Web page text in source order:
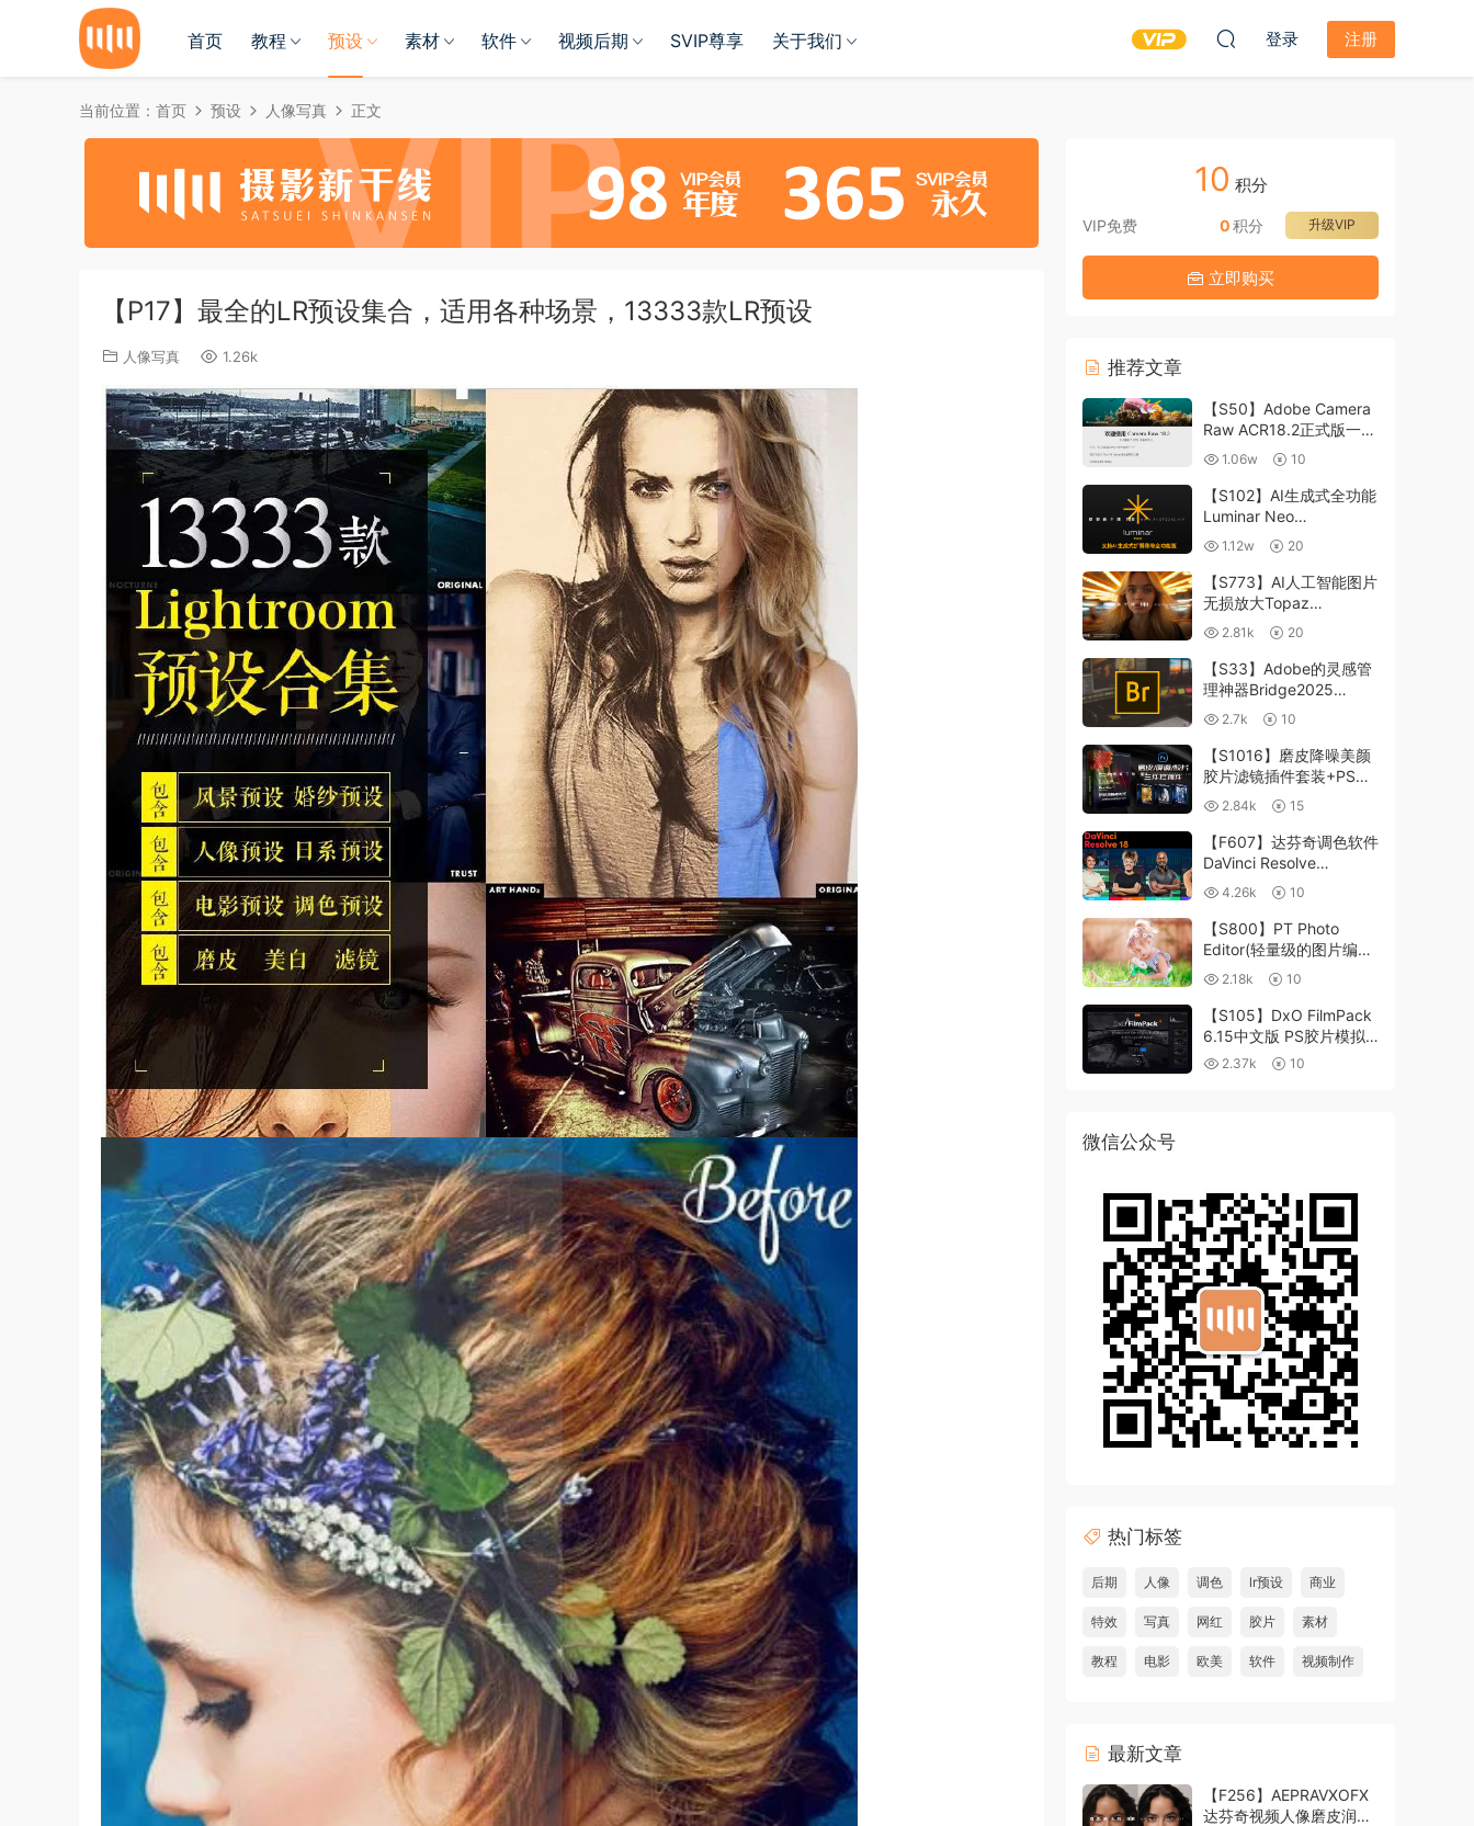
首页 教程 预设 素材 软件 视频后期 SVIP尊享 关于我们 登录 注册
当前位置： 首页 预设 人像写真 正文
【P17】最全的LR预设集合，适用各种场景，13333款LR预设
人像写真 1.26k
10 积分
VIP免费 升级VIP
0积分
立即购买
推荐文章
【S50】Adobe Camera
Raw ACR18.2正式版一键
升级包 ACR最新升级包
支持WIN和MAC
1.06w 10
【S102】AI生成式全功能
Luminar Neo
1.24.4(x64)超强修图插件
中文版WIN+MAC含400
个预设
1.12w 20
【S773】AI人工智能图片
无损放大Topaz
Gigapixel AI 8.4.0.1b照
片模糊清晰 PS插件+独立
版 WIN/MAC
2.81k 20
【S33】Adobe的灵感管
理神器Bridge2025
15.0.3 WIN系统 右键可
进入ACR
2.7k 10
【S1016】磨皮降噪美颜
胶片滤镜插件套装+PS动
作 Imagenomic
Professional Plugin Suite
v2027 Win汉化中文版
2.84k 15
【F607】达芬奇调色软件
DaVinci Resolve
Studio18.6Win、Mac 中
文/英文
4.26k 10
【S800】PT Photo
Editor(轻量级的图片编辑
工具)5.10.3汉化版 WIN
2.18k 10
【S105】DxO FilmPack
6.15中文版 PS胶片模拟
滤镜支持WIN/MAC
2.37k 10
微信公众号
热门标签
后期 人像 调色 lr预设 商业
特效 写真 网红 胶片 素材
教程 电影 欧美 软件 视频制作
最新文章
【F256】AEPRAVXOFX
达芬奇视频人像磨皮润肤